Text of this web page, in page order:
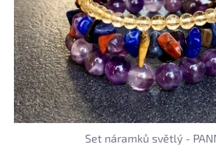
Set náramků světlý -